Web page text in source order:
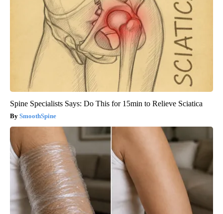
Spine Specialists Says: Do This for 15min to Relieve Sciatica
SmoothSpine